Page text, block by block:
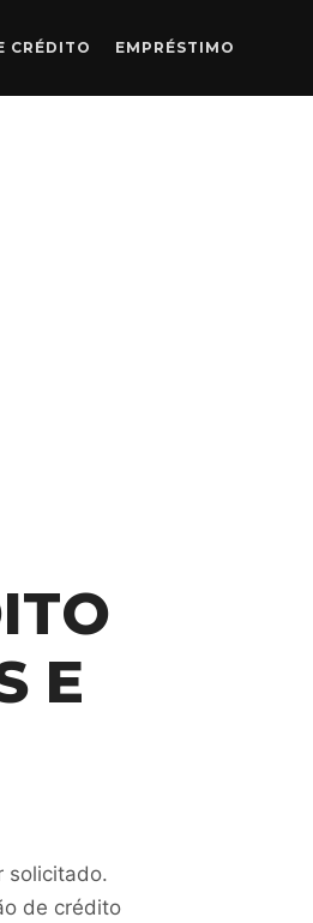
CRÉDITO EMPRÉSTIMO
E
solicitado.
de crédito